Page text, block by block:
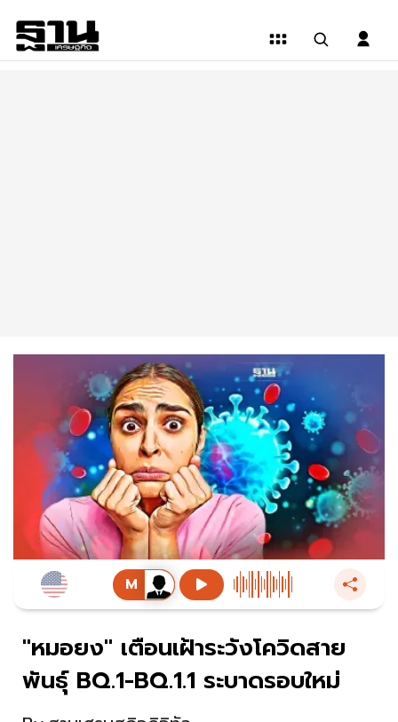
"หมอยง" เตือนเฝ้าระวังโควิดสาย
พันธุ์ BQ.1-BQ.1.1 ระบาดรอบใหม่